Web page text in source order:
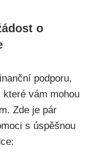
o
podporu,
vám mohou
Zde je pár
s úspěšnou